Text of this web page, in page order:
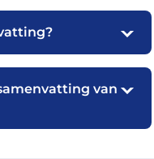
van